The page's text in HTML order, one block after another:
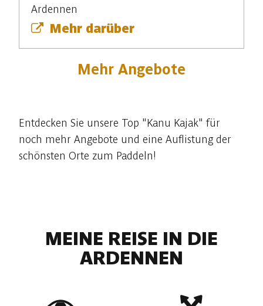
Ardennen
Mehr darüber
Mehr Angebote
Entdecken Sie unsere Top "Kanu Kajak" für
noch mehr Angebote und eine Auflistung der
schönsten Orte zum Paddeln!
MEINE REISE IN DIE
ARDENNEN